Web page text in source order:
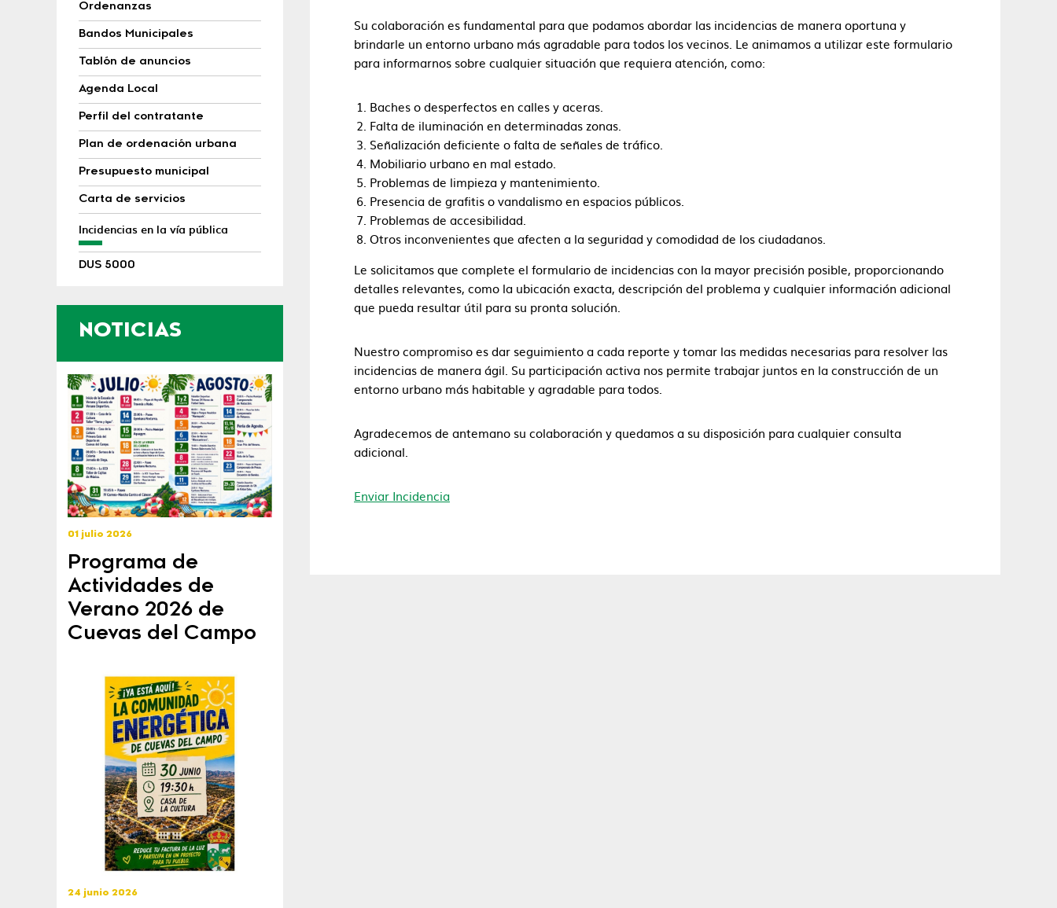
Ordenanzas
Bandos Municipales
Tablón de anuncios
Agenda Local
Perfil del contratante
Plan de ordenación urbana
Presupuesto municipal
Carta de servicios
Incidencias en la vía pública
DUS 5000
NOTICIAS
01 julio 2026
Programa de
Actividades de
Verano 2026 de
Cuevas del Campo
24 junio 2026
Su colaboración es fundamental para que podamos abordar las incidencias de manera oportuna y
brindarle un entorno urbano más agradable para todos los vecinos. Le animamos a utilizar este formulario
para informarnos sobre cualquier situación que requiera atención, como:
Baches o desperfectos en calles y aceras.
Falta de iluminación en determinadas zonas.
Señalización deficiente o falta de señales de tráfico.
Mobiliario urbano en mal estado.
Problemas de limpieza y mantenimiento.
Presencia de grafitis o vandalismo en espacios públicos.
Problemas de accesibilidad.
Otros inconvenientes que afecten a la seguridad y comodidad de los ciudadanos.
Le solicitamos que complete el formulario de incidencias con la mayor precisión posible, proporcionando
detalles relevantes, como la ubicación exacta, descripción del problema y cualquier información adicional
que pueda resultar útil para su pronta solución.
Nuestro compromiso es dar seguimiento a cada reporte y tomar las medidas necesarias para resolver las
incidencias de manera ágil. Su participación activa nos permite trabajar juntos en la construcción de un
entorno urbano más habitable y agradable para todos.
Agradecemos de antemano su colaboración y quedamos a su disposición para cualquier consulta
adicional.
Enviar Incidencia